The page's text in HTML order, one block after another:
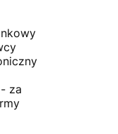
za